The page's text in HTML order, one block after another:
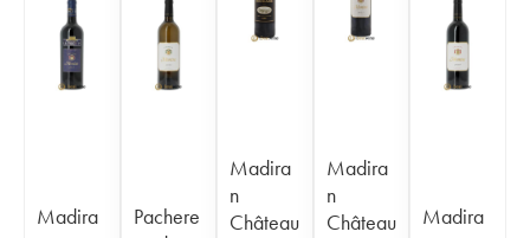
Madira
Pachere
Madira
n
Château
Madira
n
Château
Madira